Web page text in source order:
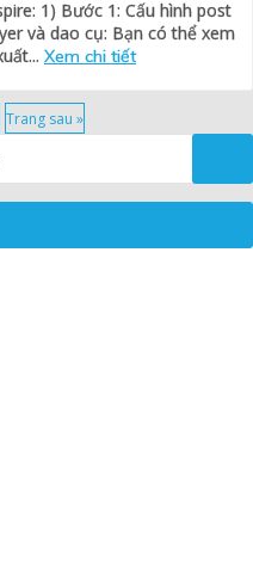
1) Bước 1: Cấu hình post
và dao cụ: Bạn có thể xem
Xem chi tiết
Trang sau »